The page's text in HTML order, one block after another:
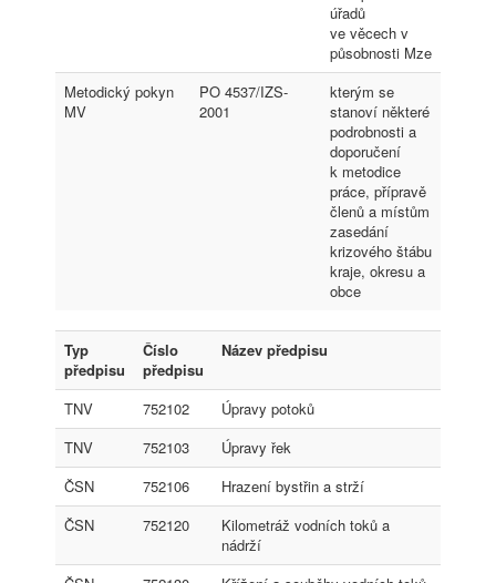
úřadů
ve věcech v
působnosti Mze
Metodický pokyn
MV
PO 4537/IZS-
2001
kterým se
stanoví některé
podrobnosti a
doporučení
k metodice
práce, přípravě
členů a místům
zasedání
krizového štábu
kraje, okresu a
obce
Typ
předpisu
Číslo
předpisu
Název předpisu
TNV 752102
Úpravy potoků
TNV
752103
Úpravy řek
ČSN
752106
Hrazení bystřin a strží
ČSN
752120
Kilometráž vodních toků a
nádrží